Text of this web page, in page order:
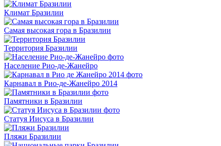
Климат Бразилии
Самая высокая гора в Бразилии
Территория Бразилии
Население Рио-де-Жанейро
Карнавал в Рио-де-Жанейро 2014
Памятники в Бразилии
Статуя Иисуса в Бразилии
Пляжи Бразилии